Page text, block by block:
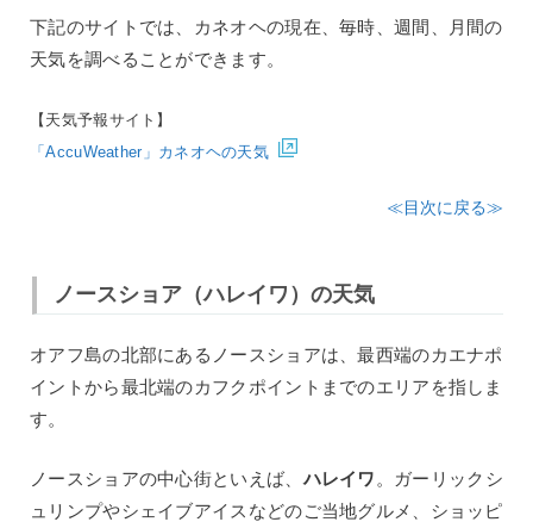
下記のサイトでは、カネオヘの現在、毎時、週間、月間の
天気を調べることができます。
【天気予報サイト】
「AccuWeather」カネオヘの天気
≪目次に戻る≫
ノースショア（ハレイワ）の天気
オアフ島の北部にあるノースショアは、最西端のカエナポ
イントから最北端のカフクポイントまでのエリアを指しま
す。
ノースショアの中心街といえば、ハレイワ 。ガーリックシ
ュリンプやシェイブアイスなどのご当地グルメ、ショッピ